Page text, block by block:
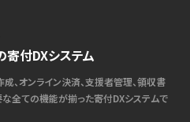
付DXシステム
、オンライン決済、支援者管理、領収書
な全ての機能が揃った寄付DXシステムで